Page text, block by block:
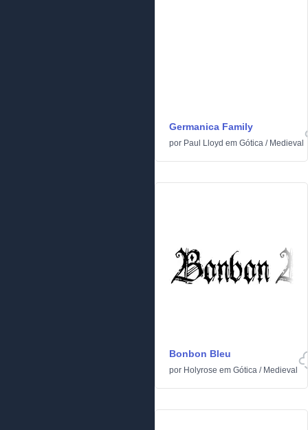
Germanica Family
por Paul Lloyd em Gótica / Medieval
Bonbon Bleu
por Holyrose em Gótica / Medieval